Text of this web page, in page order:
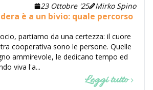
23 Ottobre '25 Mirko Spino
è a un bivio: quale percorso
partiamo da una certezza: il cuore
cooperativa sono le persone. Quelle
ammirevole, le dedicano tempo ed
viva l'a...
Leggi tutto